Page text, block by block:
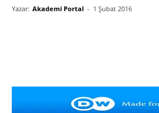
Yazar: Akademi Portal - 1 Şubat 2016